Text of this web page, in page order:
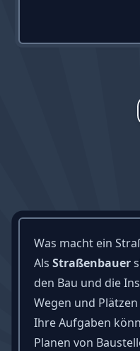
Was macht ein
Als Straßenbauer
den Bau und die
Wegen und
Ihre Aufgaben
Planen von